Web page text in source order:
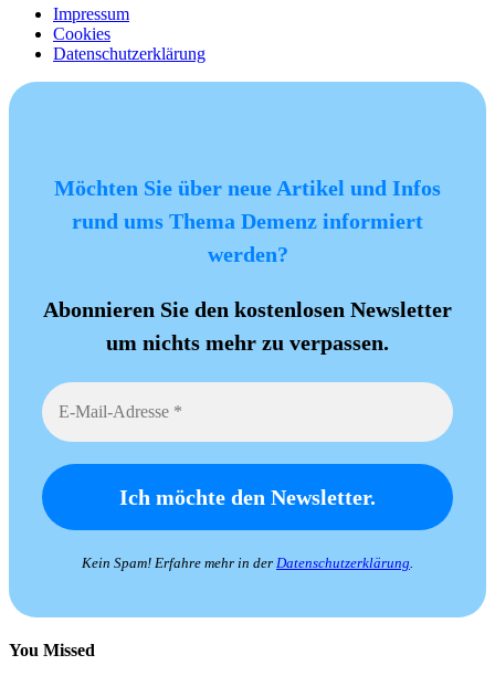
Impressum
Cookies
Datenschutzerklärung
Möchten Sie über neue Artikel und Infos
rund ums Thema Demenz informiert
werden?
Abonnieren Sie den kostenlosen Newsletter
um nichts mehr zu verpassen.
Kein Spam! Erfahre mehr in der Datenschutzerklärung.
You Missed